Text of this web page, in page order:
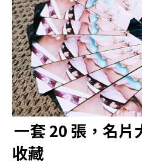
一套 20 張，名片
收藏